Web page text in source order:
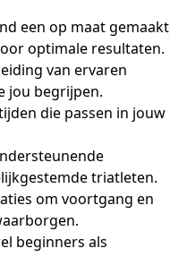
een op maat gemaakt
optimale resultaten.
van ervaren
jou begrijpen.
die passen in jouw
triatleten.
om voortgang en
beginners als